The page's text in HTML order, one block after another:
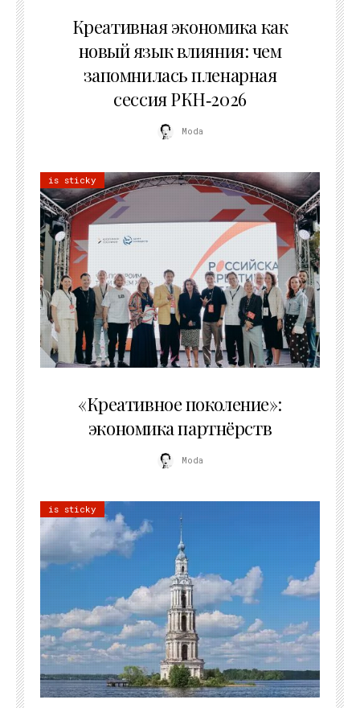
Креативная экономика как
новый язык влияния: чем
запомнилась пленарная
сессия РКН‑2026
Moda
is sticky
«Креативное поколение»:
экономика партнёрств
Moda
is sticky